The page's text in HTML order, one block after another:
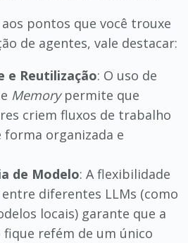
pontos que você trouxe
de agentes, vale destacar:
e Reutilização: O uso de
Memorypermite que
criem fluxos de trabalho
forma organizada e
de Modelo: A flexibilidade
diferentes LLMs (como
locais) garante que a
fique refém de um único